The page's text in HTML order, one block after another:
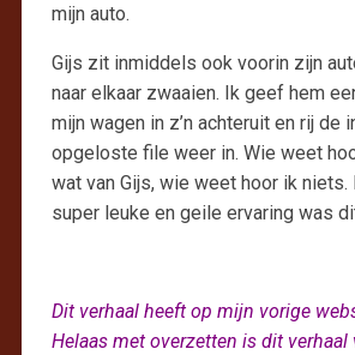
mijn auto.
Gijs zit inmiddels ook voorin zijn
naar elkaar zwaaien. Ik geef hem
mijn wagen in z’n achteruit en rij de
opgeloste file weer in. Wie weet
wat van Gijs, wie weet hoor ik niets.
super leuke en geile ervaring was
Dit verhaal heeft op mijn vorige
Helaas met overzetten is dit verhaal